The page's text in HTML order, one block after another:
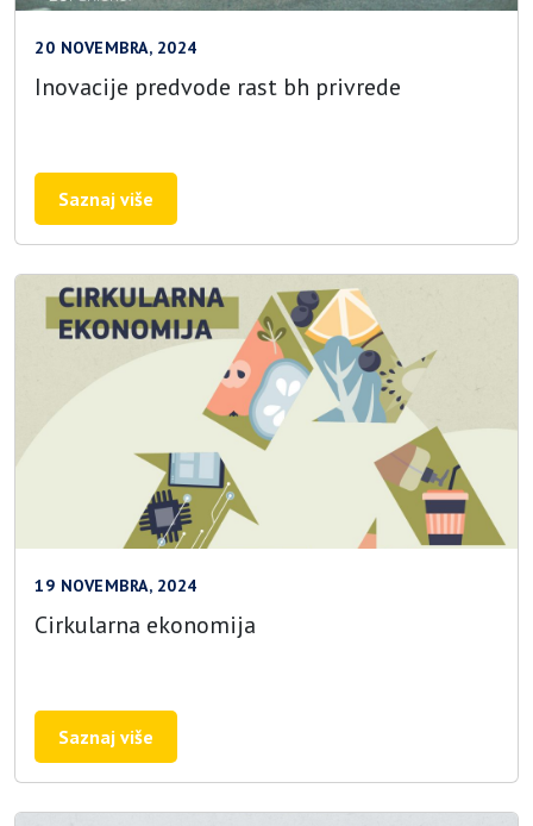
20 NOVEMBRA, 2024
Inovacije predvode rast bh privrede
Saznaj više
19 NOVEMBRA, 2024
Cirkularna ekonomija
Saznaj više